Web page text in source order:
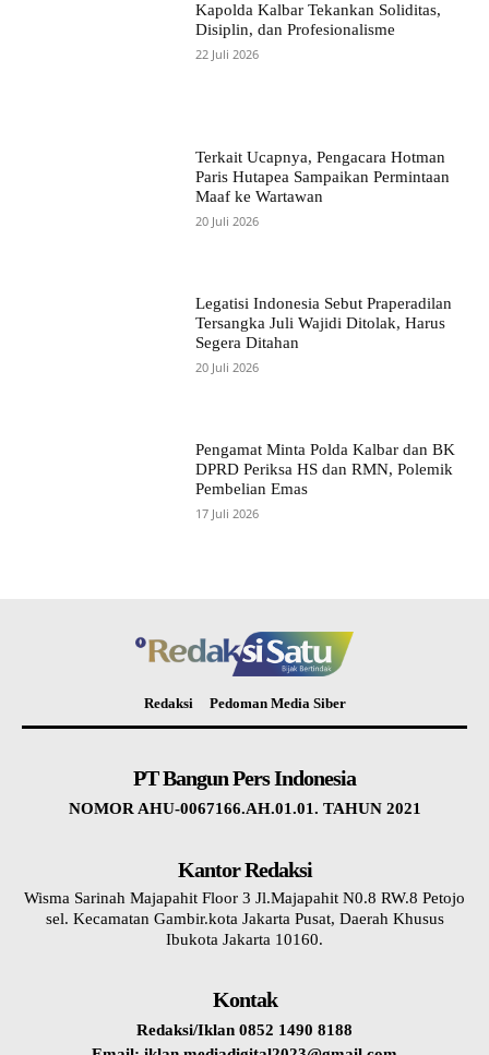
Kapolda Kalbar Tekankan Soliditas,
Disiplin, dan Profesionalisme
22 Juli 2026
Terkait Ucapnya, Pengacara Hotman
Paris Hutapea Sampaikan Permintaan
Maaf ke Wartawan
20 Juli 2026
Legatisi Indonesia Sebut Praperadilan
Tersangka Juli Wajidi Ditolak, Harus
Segera Ditahan
20 Juli 2026
Pengamat Minta Polda Kalbar dan BK
DPRD Periksa HS dan RMN, Polemik
Pembelian Emas
17 Juli 2026
Redaksi Pedoman Media Siber
PT Bangun Pers Indonesia
NOMOR AHU-0067166.AH.01.01. TAHUN 2021
Kantor Redaksi
Wisma Sarinah Majapahit Floor 3 Jl.Majapahit N0.8 RW.8 Petojo
sel. Kecamatan Gambir.kota Jakarta Pusat, Daerah Khusus
Ibukota Jakarta 10160.
Kontak
Redaksi/Iklan 0852 1490 8188